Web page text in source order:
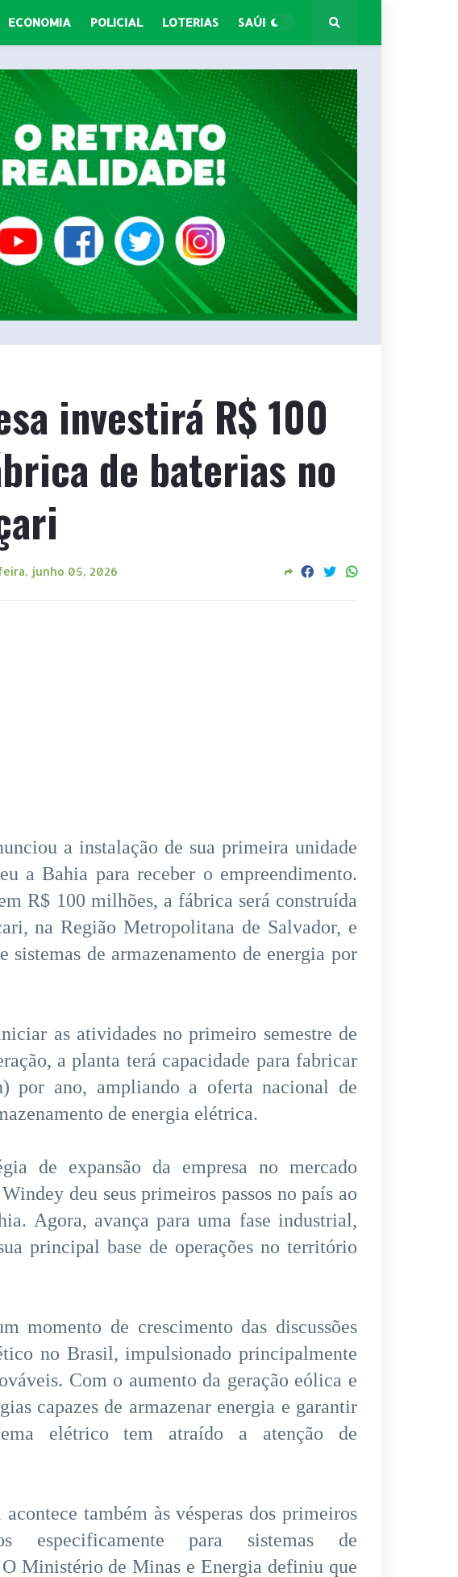
ECONOMIA POLICIAL LOTERIAS SAÚDE
investirá R$ 100
de baterias no
junho 05, 2026
a instalação de sua primeira unidade
a Bahia para receber o empreendimento.
R$ 100 milhões, a fábrica será construída
na Região Metropolitana de Salvador, e
sistemas de armazenamento de energia por
as atividades no primeiro semestre de
a planta terá capacidade para fabricar
por ano, ampliando a oferta nacional de
de energia elétrica.
de expansão da empresa no mercado
deu seus primeiros passos no país ao
Agora, avança para uma fase industrial,
principal base de operações no território
momento de crescimento das discussões
no Brasil, impulsionado principalmente
Com o aumento da geração eólica e
capazes de armazenar energia e garantir
elétrico tem atraído a atenção de
também às vésperas dos primeiros
especificamente para sistemas de
Ministério de Minas e Energia definiu que